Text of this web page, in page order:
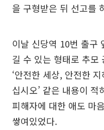
을 구형받은 뒤 선고를
이날 신당역 10번 출구
길 수 있는 형태로 추모
‘안전한 세상, 안전한
십시오’ 같은 내용이
피해자에 대한 애도 마
쌓여있었다.